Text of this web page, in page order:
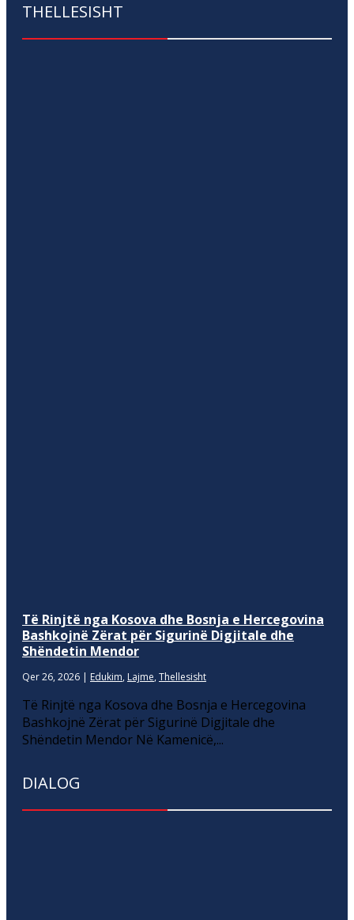
THELLESISHT
Të Rinjtë nga Kosova dhe Bosnja e Hercegovina
Bashkojnë Zërat për Sigurinë Digjitale dhe
Shëndetin Mendor
Qer 26, 2026 | Edukim, Lajme, Thellesisht
Të Rinjtë nga Kosova dhe Bosnja e Hercegovina
Bashkojnë Zërat për Sigurinë Digjitale dhe
Shëndetin Mendor Në Kamenicë,...
DIALOG